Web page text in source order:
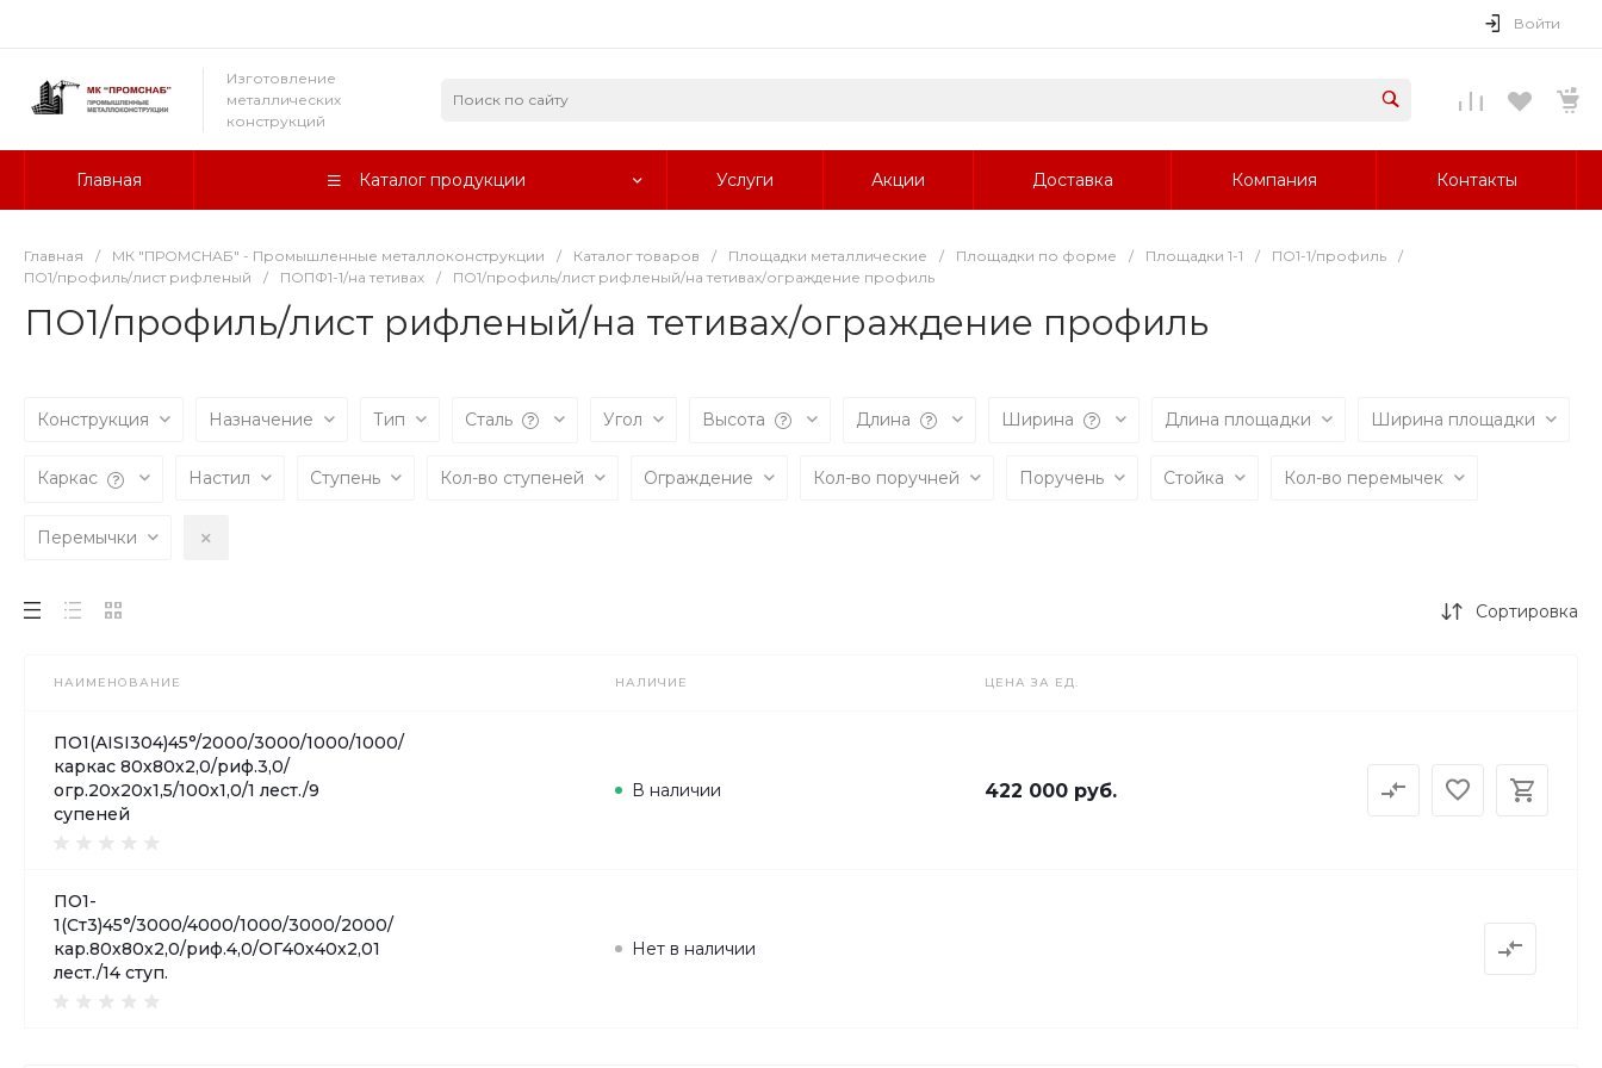
Войти
Изготовление
металлических
конструкций
Главная Каталог продукции Услуги Акции Доставка Компания Контакты
Главная / МК "ПРОМСНАБ" - Промышленные металлоконструкции / Каталог товаров / Площадки металлические / Площадки по форме / Площадки 1-1 / ПО1-1/профиль
/
ПО1/профиль/лист рифленый
/ ПОПФ1-1/на тетивах / ПО1/профиль/лист рифленый/на тетивах/ограждение профиль
ПО1/профиль/лист рифленый/на тетивах/ограждение профиль
Конструкция Назначение Тип Сталь Угол Высота Длина Ширина Длина площадки Ширина площадки
Каркас Настил Ступень Кол-во ступеней Ограждение Кол-во поручней Поручень Стойка Кол-во перемычек
Перемычки
Сортировка
НАИМЕНОВАНИЕ НАЛИЧИЕ ЦЕНА ЗА ЕД.
ПО1(AISI304)45°/2000/3000/1000/1000/
каркас 80х80х2,0/риф.3,0/
огр.20х20х1,5/100х1,0/1 лест./9
супеней
В наличии 422 000 руб.
ПО1-
1(Ст3)45°/3000/4000/1000/3000/2000/
кар.80х80х2,0/риф.4,0/ОГ40х40х2,01
лест./14 ступ.
Нет в наличии